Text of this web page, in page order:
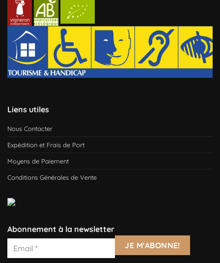
Liens utiles
Nous Contacter
Expédition et Frais de Port
Moyens de Paiement
Conditions Générales de Vente
Abonnement à la newsletter